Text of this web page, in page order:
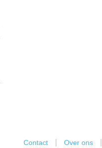
Contact Over ons